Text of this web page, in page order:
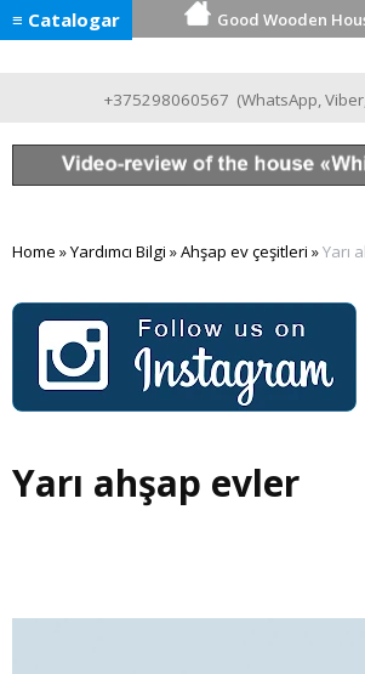
≡ Catalogar Good Wooden
+375298060567 (WhatsApp,Viber
Home »Yardımcı Bilgi »Ahşap ev çeşitleri »Yarı
Yarı ahşap evler